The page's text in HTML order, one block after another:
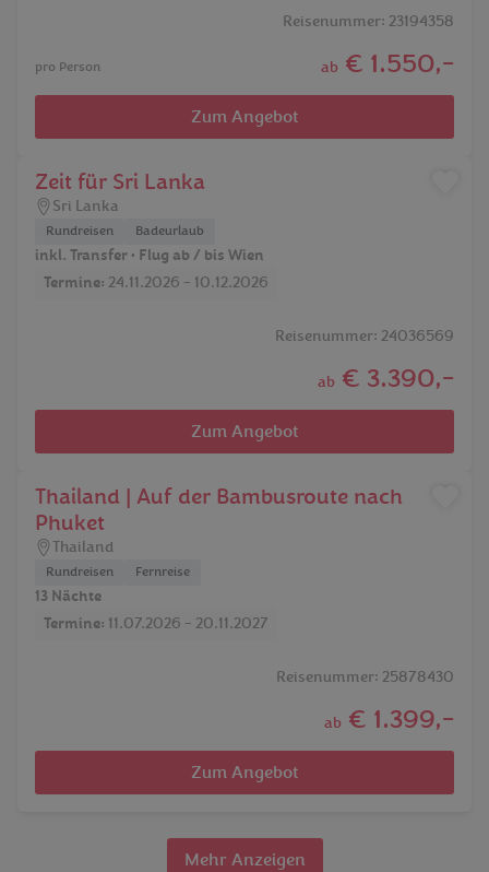
Reisenummer: 23194358
pro Person ab € 1.550,-
Zum Angebot
Zeit für Sri Lanka
Sri Lanka
Rundreisen Badeurlaub
inkl. Transfer • Flug ab / bis Wien
Termine: 24.11.2026 - 10.12.2026
Reisenummer: 24036569
ab € 3.390,-
Zum Angebot
Thailand | Auf der Bambusroute nach
Phuket
Thailand
Rundreisen Fernreise
13 Nächte
Termine: 11.07.2026 - 20.11.2027
Reisenummer: 25878430
ab € 1.399,-
Zum Angebot
Mehr Anzeigen